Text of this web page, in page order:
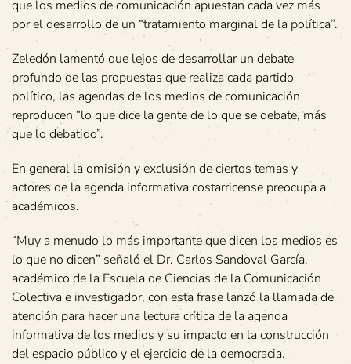
que los medios de comunicación apuestan cada vez más
por el desarrollo de un “tratamiento marginal de la política”.
Zeledón lamentó que lejos de desarrollar un debate
profundo de las propuestas que realiza cada partido
político, las agendas de los medios de comunicación
reproducen “lo que dice la gente de lo que se debate, más
que lo debatido”.
En general la omisión y exclusión de ciertos temas y
actores de la agenda informativa costarricense preocupa a
académicos.
“Muy a menudo lo más importante que dicen los medios es
lo que no dicen” señaló el Dr. Carlos Sandoval García,
académico de la Escuela de Ciencias de la Comunicación
Colectiva e investigador, con esta frase lanzó la llamada de
atención para hacer una lectura crítica de la agenda
informativa de los medios y su impacto en la construcción
del espacio público y el ejercicio de la democracia.